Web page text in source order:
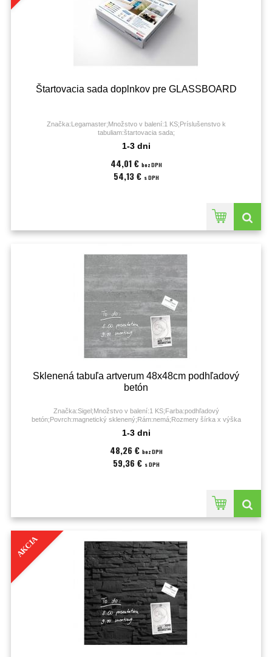
Štartovacia sada doplnkov pre GLASSBOARD
Značka:Legamaster;Množstvo v balení:1 KS;Príslušenstvo k
tabuliam:štartovacia sada;
1-3 dni
44,01 € bez DPH
54,13 € s DPH
Sklenená tabuľa artverum 48x48cm podhľadový
betón
Značka:Sigel;Množstvo v balení:1 KS;Farba:podhľadový
betón;Povrch:magnetický sklenený;Rám:nemá;Rozmery šírka x výška
1-3 dni
48,26 € bez DPH
59,36 € s DPH
AKCIA